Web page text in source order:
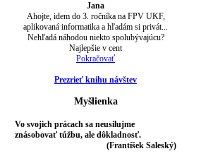
Jana
Ahojte, idem do 3. ročníka na FPV UKF,
aplikovaná informatika a hľadám si privát...
Nehľadá náhodou niekto spolubývajúcu?
Najlepšie v cent
Pokračovať
Prezrieť knihu návštev
Myšlienka
Vo svojich prácach sa neusilujme
znásobovať túžbu, ale dôkladnosť.
(Frantíšek Saleský)